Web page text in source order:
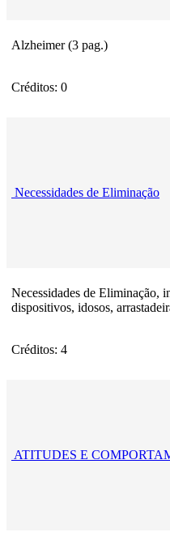
Alzheimer (3 pag.)
Créditos: 0
Necessidades de Eliminação
Necessidades de Eliminação,
dispositivos, idosos,
Créditos: 4
ATITUDES E